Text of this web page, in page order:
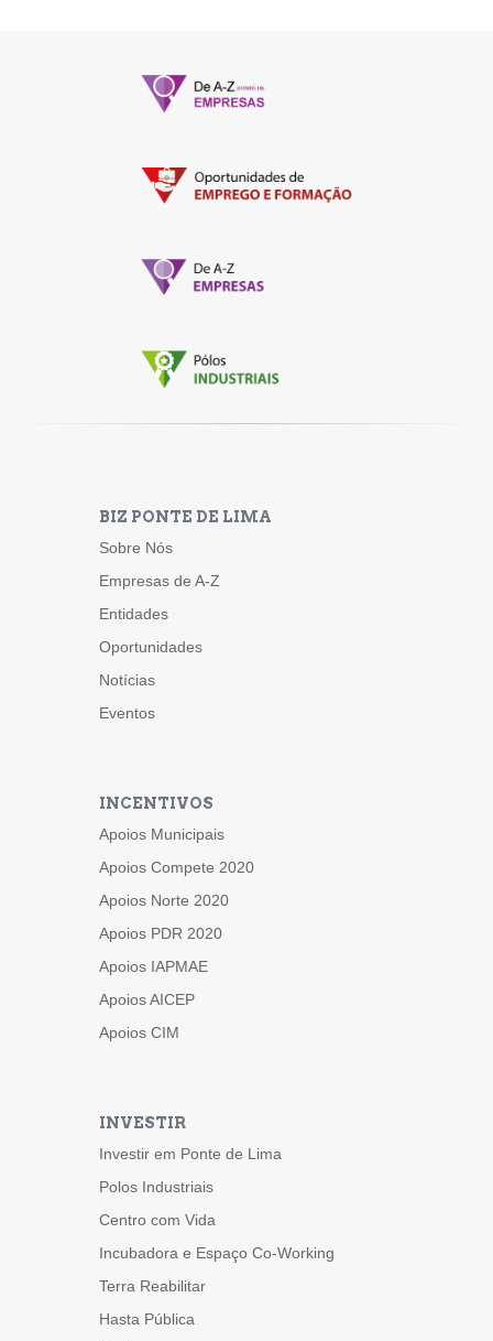
BIZ PONTE DE LIMA
Sobre Nós
Empresas de A-Z
Entidades
Oportunidades
Notícias
Eventos
INCENTIVOS
Apoios Municipais
Apoios Compete 2020
Apoios Norte 2020
Apoios PDR 2020
Apoios IAPMAE
Apoios AICEP
Apoios CIM
INVESTIR
Investir em Ponte de Lima
Polos Industriais
Centro com Vida
Incubadora e Espaço Co-Working
Terra Reabilitar
Hasta Pública